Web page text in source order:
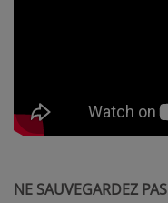
NE SAUVEGARDEZ PAS